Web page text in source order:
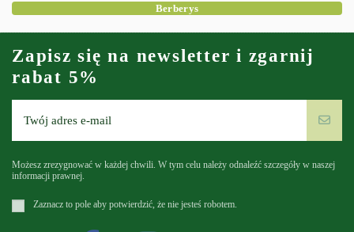
Berberys
Zapisz się na newsletter i zgarnij
rabat 5%
Możesz zrezygnować w każdej chwili. W tym celu należy odnaleźć szczegóły w naszej
informacji prawnej.
Zaznacz to pole aby potwierdzić, że nie jesteś robotem.